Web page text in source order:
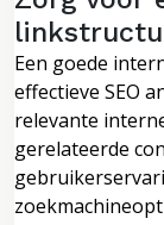
Een goede
effectieve SEO
relevante
gerelateerde